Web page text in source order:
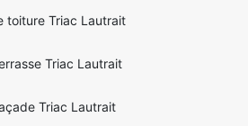
toiture Triac Lautrait
Triac Lautrait
Triac Lautrait